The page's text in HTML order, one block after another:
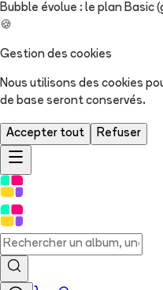
Bubble évolue : le plan Basic
🍪
Gestion des cookies
Nous utilisons des cookies
de base seront conservés.
Accepter tout Refuser